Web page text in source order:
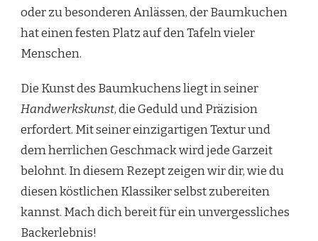
oder zu besonderen Anlässen, der Baumkuchen
hat einen festen Platz auf den Tafeln vieler
Menschen.
Die Kunst des Baumkuchens liegt in seiner
Handwerkskunst, die Geduld und Präzision
erfordert. Mit seiner einzigartigen Textur und
dem herrlichen Geschmack wird jede Garzeit
belohnt. In diesem Rezept zeigen wir dir, wie du
diesen köstlichen Klassiker selbst zubereiten
kannst. Mach dich bereit für ein unvergessliches
Backerlebnis!